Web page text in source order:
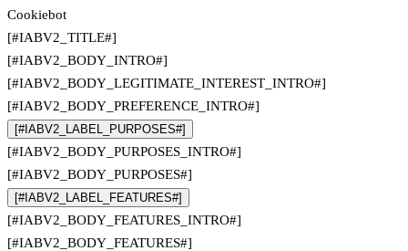
Cookiebot
[#IABV2_TITLE#]
[#IABV2_BODY_INTRO#]
[#IABV2_BODY_LEGITIMATE_INTEREST_INTRO#]
[#IABV2_BODY_PREFERENCE_INTRO#]
[#IABV2_LABEL_PURPOSES#]
[#IABV2_BODY_PURPOSES_INTRO#]
[#IABV2_BODY_PURPOSES#]
[#IABV2_LABEL_FEATURES#]
[#IABV2_BODY_FEATURES_INTRO#]
[#IABV2_BODY_FEATURES#]